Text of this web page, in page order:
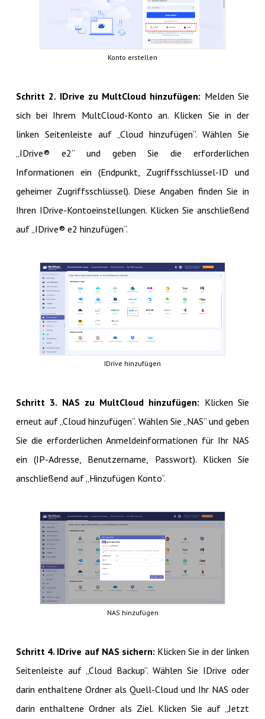
Konto erstellen
Schritt 2. IDrive zu MultCloud hinzufügen: Melden Sie
sich bei Ihrem MultCloud-Konto an. Klicken Sie in der
linken Seitenleiste auf „Cloud hinzufügen“. Wählen Sie
„IDrive® e2“ und geben Sie die erforderlichen
Informationen ein (Endpunkt, Zugriffsschlüssel-ID und
geheimer Zugriffsschlüssel). Diese Angaben finden Sie in
Ihren IDrive-Kontoeinstellungen. Klicken Sie anschließend
auf „IDrive® e2 hinzufügen“.
IDrive hinzufügen
Schritt 3. NAS zu MultCloud hinzufügen: Klicken Sie
erneut auf „Cloud hinzufügen“. Wählen Sie „NAS“ und geben
Sie die erforderlichen Anmeldeinformationen für Ihr NAS
ein (IP-Adresse, Benutzername, Passwort). Klicken Sie
anschließend auf „Hinzufügen Konto“.
NAS hinzufügen
Schritt 4. IDrive auf NAS sichern: Klicken Sie in der linken
Seitenleiste auf „Cloud Backup“. Wählen Sie IDrive oder
darin enthaltene Ordner als Quell-Cloud und Ihr NAS oder
darin enthaltene Ordner als Ziel. Klicken Sie auf „Jetzt